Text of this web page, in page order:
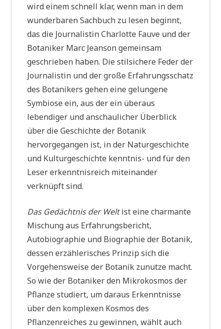
wird einem schnell klar, wenn man in dem
wunderbaren Sachbuch zu lesen beginnt,
das die Journalistin Charlotte Fauve und der
Botaniker Marc Jeanson gemeinsam
geschrieben haben. Die stilsichere Feder der
Journalistin und der große Erfahrungsschatz
des Botanikers gehen eine gelungene
Symbiose ein, aus der ein überaus
lebendiger und anschaulicher Überblick
über die Geschichte der Botanik
hervorgegangen ist, in der Naturgeschichte
und Kulturgeschichte kenntnis- und für den
Leser erkenntnisreich miteinander
verknüpft sind.
Das Gedächtnis der Weltist eine charmante
Mischung aus Erfahrungsbericht,
Autobiographie und Biographie der Botanik,
dessen erzählerisches Prinzip sich die
Vorgehensweise der Botanik zunutze macht.
So wie der Botaniker den Mikrokosmos der
Pflanze studiert, um daraus Erkenntnisse
über den komplexen Kosmos des
Pflanzenreiches zu gewinnen, wählt auch